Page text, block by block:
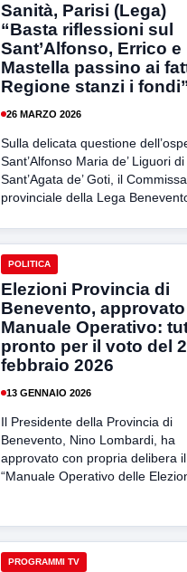
Sanità, Parisi (Lega)
“Basta riflessioni sul
Sant’Alfonso, Errico e
Mastella passino ai
Regione stanzi i fondi”
26 MARZO 2026
Sulla delicata questione
Sant’Alfonso Maria de’ Liguori di
Sant’Agata de’ Goti, il
provinciale della Lega
POLITICA
Elezioni Provincia di
Benevento, approvato
Manuale Operativo:
pronto per il voto del
febbraio 2026
13 GENNAIO 2026
Il Presidente della Provincia di
Benevento, Nino Lombardi, ha
approvato con propria delibera il
“Manuale Operativo delle
PROGRAMMI TV